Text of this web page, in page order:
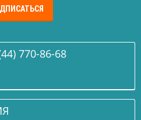
770-86-68